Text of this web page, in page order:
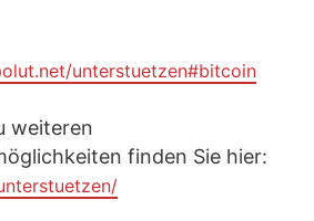
unterstuetzen#bitcoin
weiteren
finden Sie hier: